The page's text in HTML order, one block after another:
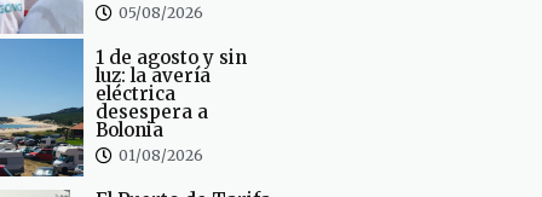
05/08/2026
1 de agosto y sin
luz: la avería
eléctrica
desespera a
Bolonia
01/08/2026